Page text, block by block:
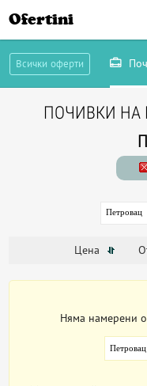
Ofertini
Всички оферти
ПОЧИВКИ НА
Петровац
Цена
Няма намерени
Петровац